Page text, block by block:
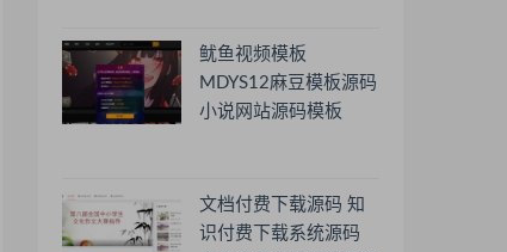
鱿鱼视频模板
MDYS12麻豆模板源码
小说网站源码模板
文档付费下载源码 知
识付费下载系统源码